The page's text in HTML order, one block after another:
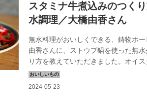
スタミナ牛煮込みのつく
水調理／大橋由香さん
無水料理がおいしくできる、鋳物ホ
由香さんに、ストウブ鍋を使った無
り方を教えていただきました。オイ
ンチのある味わいです。（はじめての